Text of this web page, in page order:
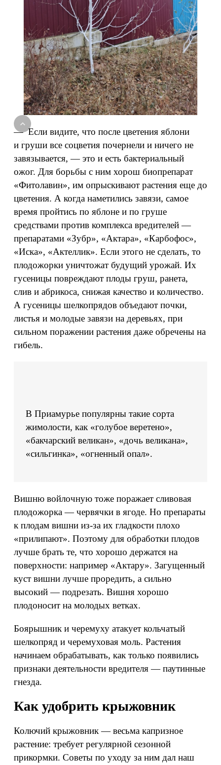
— Если видите, что после цветения яблони
и груши все соцветия почернели и ничего не
завязывается, — это и есть бактериальный
ожог. Для борьбы с ним хорош биопрепарат
«Фитолавин», им опрыскивают растения еще до
цветения. А когда наметились завязи, самое
время пройтись по яблоне и по груше
средствами против комплекса вредителей —
препаратами «Зубр», «Актара», «Карбофос»,
«Иска», «Актеллик». Если этого не сделать, то
плодожорки уничтожат будущий урожай. Их
гусеницы повреждают плоды груш, ранета,
слив и абрикоса, снижая качество и количество.
А гусеницы шелкопрядов объедают почки,
листья и молодые завязи на деревьях, при
сильном поражении растения даже обречены на
гибель.
В Приамурье популярны такие сорта
жимолости, как «голубое веретено»,
«бакчарский великан», «дочь великана»,
«сильгинка», «огненный опал».
Вишню войлочную тоже поражает сливовая
плодожорка — червячки в ягоде. Но препараты
к плодам вишни из‑за их гладкости плохо
«прилипают». Поэтому для обработки плодов
лучше брать те, что хорошо держатся на
поверхности: например «Актару». Загущенный
куст вишни лучше проредить, а сильно
высокий — подрезать. Вишня хорошо
плодоносит на молодых ветках.
Боярышник и черемуху атакует кольчатый
шелкопряд и черемуховая моль. Растения
начинаем обрабатывать, как только появились
признаки деятельности вредителя — паутинные
гнезда.
Как удобрить крыжовник
Колючий крыжовник — весьма капризное
растение: требует регулярной сезонной
прикормки. Советы по уходу за ним дал наш